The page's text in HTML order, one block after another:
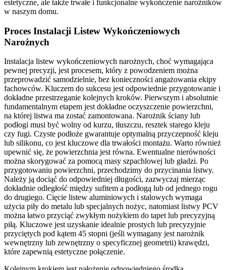
estetyczne, ale także trwałe i funkcjonalne wykończenie narożników
w naszym domu.
Proces Instalacji Listew Wykończeniowych
Narożnych
Instalacja listew wykończeniowych narożnych, choć wymagająca
pewnej precyzji, jest procesem, który z powodzeniem można
przeprowadzić samodzielnie, bez konieczności angażowania ekipy
fachowców. Kluczem do sukcesu jest odpowiednie przygotowanie i
dokładne przestrzeganie kolejnych kroków. Pierwszym i absolutnie
fundamentalnym etapem jest dokładne oczyszczenie powierzchni,
na której listwa ma zostać zamontowana. Narożnik ściany lub
podłogi musi być wolny od kurzu, tłuszczu, resztek starego kleju
czy fugi. Czyste podłoże gwarantuje optymalną przyczepność kleju
lub silikonu, co jest kluczowe dla trwałości montażu. Warto również
upewnić się, że powierzchnia jest równa. Ewentualne nierówności
można skorygować za pomocą masy szpachlowej lub gładzi. Po
przygotowaniu powierzchni, przechodzimy do przycinania listwy.
Należy ją dociąć do odpowiedniej długości, zazwyczaj mierząc
dokładnie odległość między sufitem a podłogą lub od jednego rogu
do drugiego. Cięcie listew aluminiowych i stalowych wymaga
użycia piły do metalu lub specjalnych nożyc, natomiast listwy PCV
można łatwo przyciąć zwykłym nożykiem do tapet lub precyzyjną
piłą. Kluczowe jest uzyskanie idealnie prostych lub precyzyjnie
przyciętych pod kątem 45 stopni (jeśli wymagany jest narożnik
wewnętrzny lub zewnętrzny o specyficznej geometrii) krawędzi,
które zapewnią estetyczne połączenie.